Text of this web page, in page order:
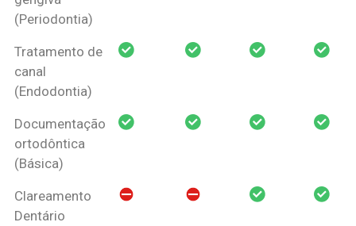
(Periodontia)
Tratamento de
canal
(Endodontia)
Documentação
ortodôntica
(Básica)
Clareamento
Dentário